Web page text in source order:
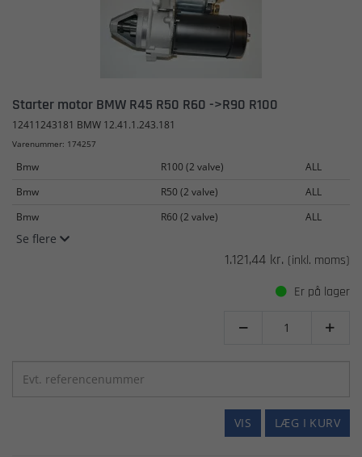
Starter motor BMW R45 R50 R60 ->R90 R100
12411243181 BMW 12.41.1.243.181
Varenummer: 174257
Bmw R100 (2 valve)
ALL
Bmw
R50 (2 valve)
ALL
Bmw
R60 (2 valve) ALL
Se flere
1.121,44 kr. (inkl. moms)
Er på lager
 
LÆG I KURV
VIS